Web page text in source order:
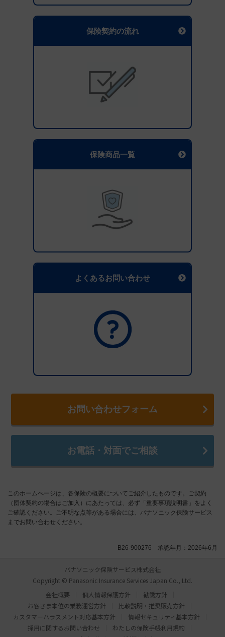
保険契約の流れ
保険商品一覧
よくあるお問い合わせ
お問い合わせフォーム
お電話・対面でご相談
このホームぺージは、各保険の概要についてご紹介したものです。ご契約
（団体契約の場合はご加入）にあたっては、必ず「重要事項説明書」をよく
ご確認ください。ご不明な点等がある場合には、パナソニック保険サービス
までお問い合わせください。
B26-900276 承認年月：2026年6月
パナソニック保険サービス株式会社
Copyright © Panasonic Insurance Services Japan Co., Ltd.
会社概要
個人情報保護方針
勧誘方針
お客さま本位の業務運営方針
比較説明・推奨販売方針
カスタマーハラスメント対応基本方針
情報セキュリティ基本方針
採用に関するお問い合わせ
わたしの保険手帳利用規約